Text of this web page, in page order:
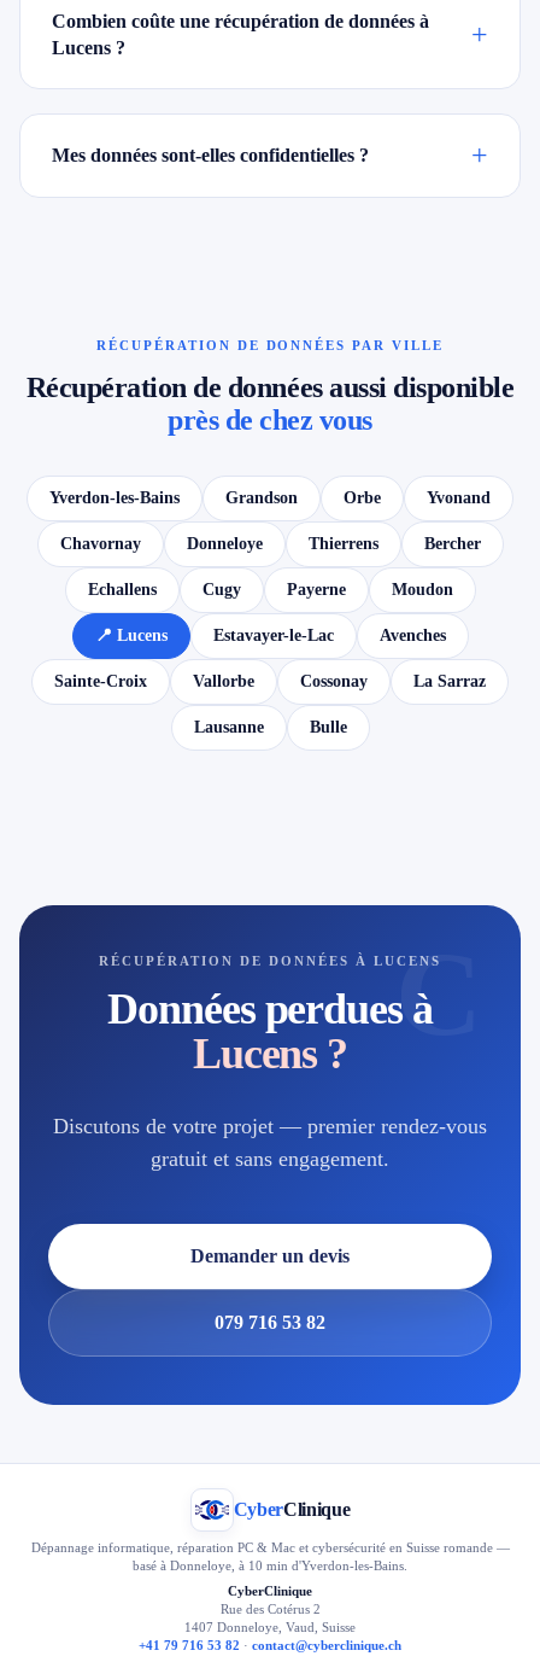
Combien coûte une récupération de données à
Lucens ?
+
Mes données sont-elles confidentielles ? +
RÉCUPÉRATION DE DONNÉES PAR VILLE
Récupération de données aussi disponible
près de chez vous
Yverdon-les-Bains Grandson Orbe Yvonand
Chavornay Donneloye Thierrens Bercher
Echallens Cugy Payerne Moudon
📍 Lucens Estavayer-le-Lac Avenches
Sainte-Croix Vallorbe Cossonay La Sarraz
Lausanne Bulle
C
RÉCUPÉRATION DE DONNÉES À LUCENS
Données perdues à
Lucens ?
Discutons de votre projet — premier rendez-vous
gratuit et sans engagement.
Demander un devis
079 716 53 82
CyberClinique
Dépannage informatique, réparation PC & Mac et cybersécurité en Suisse romande —
basé à Donneloye, à 10 min d'Yverdon-les-Bains.
CyberClinique
Rue des Cotérus 2
1407 Donneloye, Vaud, Suisse
+41 79 716 53 82 · contact@cyberclinique.ch